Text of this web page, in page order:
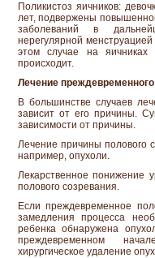
Поликистоз яичников:
лет, подвержены
заболеваний в
нерегулярной
этом случае на
происходит.
Лечение
В большинстве случаев
зависит от его причины.
зависимости от причины.
Лечение причины полового
например, опухоли.
Лекарственное понижение
полового созревания.
Если преждевременное
замедления процесса
ребенка обнаружена
преждевременном
хирургическое удаление